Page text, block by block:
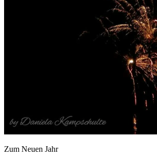
Zum Neuen Jahr